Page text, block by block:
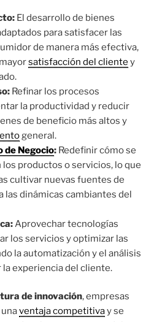
El desarrollo de bienes
para satisfacer las
de manera más efectiva,
satisfacción del cliente y
Refinar los procesos
la productividad y reducir
de beneficio más altos y
general.
de Negocio: Redefinir cómo se
productos o servicios, lo que
cultivar nuevas fuentes de
las dinámicas cambiantes del
Aprovechar tecnologías
los servicios y optimizar las
la automatización y el análisis
experiencia del cliente.
de innovación, empresas
ventaja competitivay se